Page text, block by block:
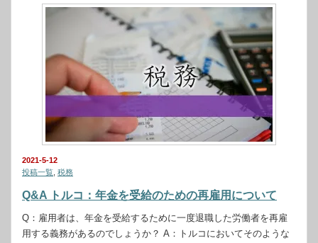
2021-5-12
投稿一覧 税務
Q&A トルコ：年金を受給のための再雇用について
Q：雇用者は、年金を受給するために一度退職した労働者を再雇
用する義務があるのでしょうか？ A：トルコにおいてそのような